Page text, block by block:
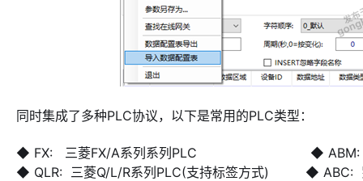
同时集成了多种PLC协议，以下是常用的PLC类型：
◆ FX: 三菱FX/A系列系列PLC ◆ ABM: 罗克
◆ QLR: 三菱Q/L/R系列PLC(支持标签方式) ◆ ABC: